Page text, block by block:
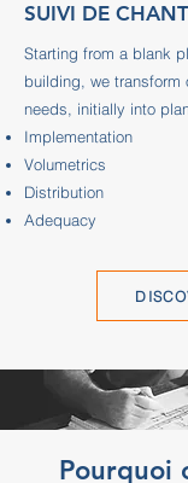
SUIVI DE
Starting from a blank
building, we transform
needs, initially into
Implementation
Volumetrics
Distribution
Adequacy
Pourquoi